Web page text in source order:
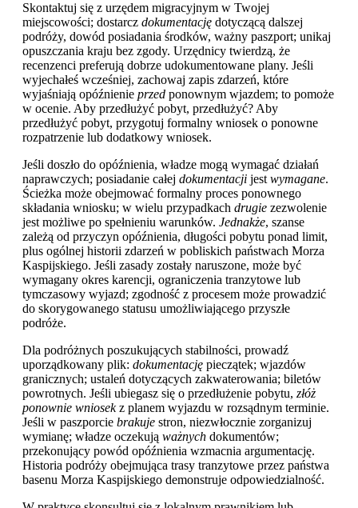
Skontaktuj się z urzędem migracyjnym w Twojej
miejscowości; dostarcz dokumentację dotyczącą dalszej
podróży, dowód posiadania środków, ważny paszport; unikaj
opuszczania kraju bez zgody. Urzędnicy twierdzą, że
recenzenci preferują dobrze udokumentowane plany. Jeśli
wyjechałeś wcześniej, zachowaj zapis zdarzeń, które
wyjaśniają opóźnienie przed ponownym wjazdem; to pomoże
w ocenie. Aby przedłużyć pobyt, przedłużyć? Aby
przedłużyć pobyt, przygotuj formalny wniosek o ponowne
rozpatrzenie lub dodatkowy wniosek.
Jeśli doszło do opóźnienia, władze mogą wymagać działań
naprawczych; posiadanie całej dokumentacji jest wymagane.
Ścieżka może obejmować formalny proces ponownego
składania wniosku; w wielu przypadkach drugie zezwolenie
jest możliwe po spełnieniu warunków. Jednakże, szanse
zależą od przyczyn opóźnienia, długości pobytu ponad limit,
plus ogólnej historii zdarzeń w pobliskich państwach Morza
Kaspijskiego. Jeśli zasady zostały naruszone, może być
wymagany okres karencji, ograniczenia tranzytowe lub
tymczasowy wyjazd; zgodność z procesem może prowadzić
do skorygowanego statusu umożliwiającego przyszłe
podróże.
Dla podróżnych poszukujących stabilności, prowadź
uporządkowany plik: dokumentację pieczątek; wjazdów
granicznych; ustaleń dotyczących zakwaterowania; biletów
powrotnych. Jeśli ubiegasz się o przedłużenie pobytu, złóż
ponownie wniosekz planem wyjazdu w rozsądnym terminie.
Jeśli w paszporcie brakuje stron, niezwłocznie zorganizuj
wymianę; władze oczekują ważnych dokumentów;
przekonujący powód opóźnienia wzmacnia argumentację.
Historia podróży obejmująca trasy tranzytowe przez państwa
basenu Morza Kaspijskiego demonstruje odpowiedzialność.